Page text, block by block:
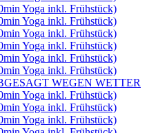
Yoga inkl. Frühstück)
Yoga inkl. Frühstück)
Yoga inkl. Frühstück)
Yoga inkl. Frühstück)
Yoga inkl. Frühstück)
Yoga inkl. Frühstück)
WEGEN WETTER
Yoga inkl. Frühstück)
Yoga inkl. Frühstück)
Yoga inkl. Frühstück)